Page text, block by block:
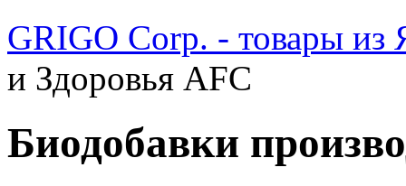
GRIGO Corp. - товары из
и Здоровья AFC
Биодобавки